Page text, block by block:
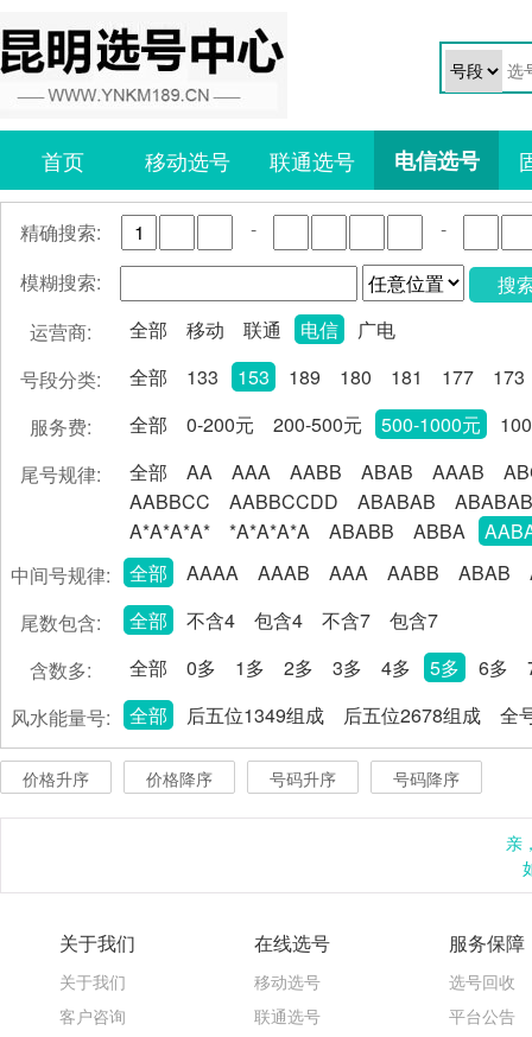
首页 移动选号 联通选号 电信选号
精确搜索: -
-
模糊搜索:
搜
运营商:
全部 移动 联通 电信
广电
号段分类:
全部 133 153 189 180 181 177
173
服务费:
全部 0-200元 200-500元 500-1000元
尾号规律:
全部 AA AAA AABB ABAB AAAB
AABBCC
AABBCCDD ABABAB
A*A*A*A*
*A*A*A*A ABABB ABBA
中间号规律:
全部 AAAA AAAB AAA AABB ABAB
尾数包含:
全部 不含4 包含4 不含7
包含7
含数多:
全部 0多 1多 2多 3多 4多 5多 6多
风水能量号:
全部 后五位1349组成 后五位2678组成 全
价格升序 价格降序 号码升序 号码降序
亲
关于我们
关于我们
客户咨询
在线选号
移动选号
联通选号
服务保障
选号回收
平台公告